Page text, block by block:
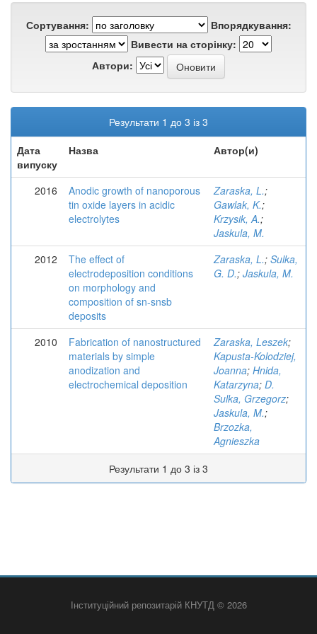
Сортування:
Впорядкування:
Вивести на сторінку:
Автори:
Результати 1 до 3 із 3
Дата
випуску
Назва Автор(и)
2016
Anodic growth of nanoporous
tin oxide layers in acidic
electrolytes
Zaraska, L.;
Gawlak, K.;
Krzysik, A.;
Jaskula, M.
2012
The effect of
electrodeposition conditions
on morphology and
composition of sn-snsb
deposits
Zaraska, L.; Sulka,
G. D.; Jaskula, M.
2010
Fabrication of nanostructured
materials by simple
anodization and
electrochemical deposition
Zaraska, Leszek;
Kapusta-Kolodziej,
Joanna; Hnida,
Katarzyna; D.
Sulka, Grzegorz;
Jaskula, M.;
Brzozka,
Agnieszka
Результати 1 до 3 із 3
Інституційний репозитарій КНУТД © 2026